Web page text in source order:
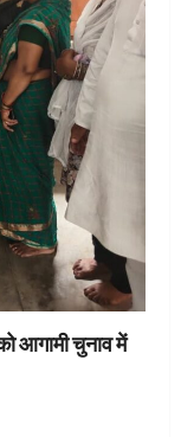
आगामी चुनाव में